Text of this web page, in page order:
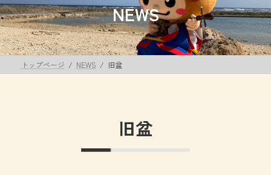
プ
動
NEWS
トップページ NEWS 旧盆
旧盆